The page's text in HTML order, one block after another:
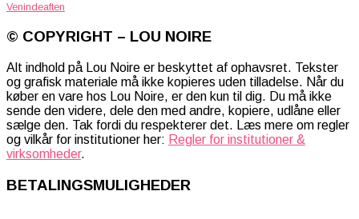
Venindeaften
© COPYRIGHT – LOU NOIRE
Alt indhold på Lou Noire er beskyttet af ophavsret. Tekster
og grafisk materiale må ikke kopieres uden tilladelse. Når du
køber en vare hos Lou Noire, er den kun til dig. Du må ikke
sende den videre, dele den med andre, kopiere, udlåne eller
sælge den. Tak fordi du respekterer det. Læs mere om regler
og vilkår for institutioner her: Regler for institutioner &
virksomheder.
BETALINGSMULIGHEDER